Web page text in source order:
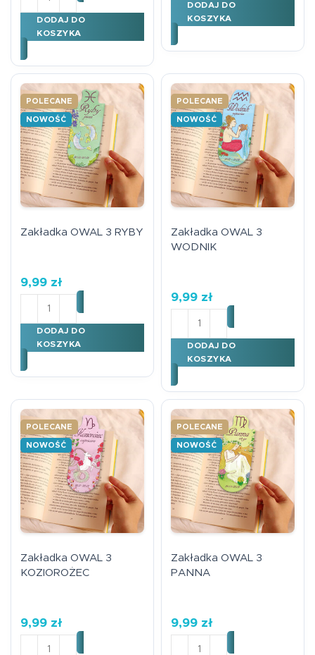
DODAJ DO
KOSZYKA
DODAJ DO
KOSZYKA
POLECANE
NOWOŚĆ
Zakładka OWAL 3 RYBY
9,99 zł
ilość Zakładka OWAL 3 RYBY
DODAJ DO
KOSZYKA
POLECANE
NOWOŚĆ
Zakładka OWAL 3
WODNIK
9,99 zł
ilość Zakładka OWAL 3
DODAJ DO
KOSZYKA
POLECANE
NOWOŚĆ
Zakładka OWAL 3
KOZIOROŻEC
9,99 zł
ilość Zakładka OWAL 3 KOZIOROŻEC
POLECANE
NOWOŚĆ
Zakładka OWAL 3
PANNA
9,99 zł
ilość Zakładka OWAL 3